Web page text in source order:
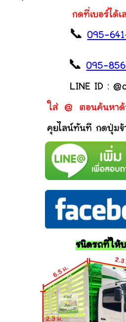
กดที่เบอร์ได้เ
📞095-
📞095-
LINE ID :
ใส่ @ ตอนค้นหาด้
คุยไลน์ทันที กดปุ่มข้
ชนิดรถที่ให้